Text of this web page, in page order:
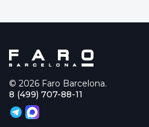
© 2026 Faro Barcelona.
8 (499) 707-88-11